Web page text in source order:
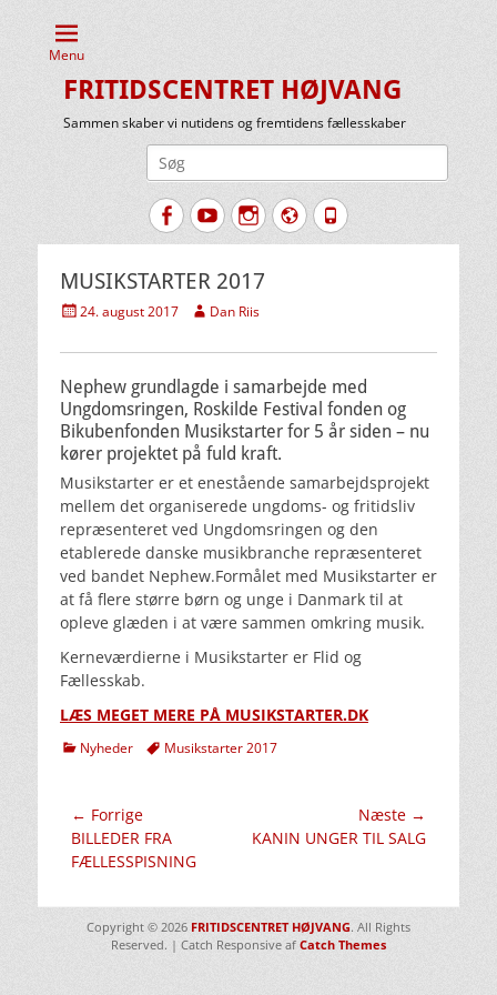
Menu
FRITIDSCENTRET HØJVANG
Sammen skaber vi nutidens og fremtidens fællesskaber
FacebookYouTubeInstagram
Website
Tlf.
MUSIKSTARTER 2017
Udgivet
24. august 2017 Forfatter
Dan Riis
Nephew grundlagde i samarbejde med
Ungdomsringen, Roskilde Festival fonden og
Bikubenfonden Musikstarter for 5 år siden – nu
kører projektet på fuld kraft.
Musikstarter er et enestående samarbejdsprojekt
mellem det organiserede ungdoms- og fritidsliv
repræsenteret ved Ungdomsringen og den
etablerede danske musikbranche repræsenteret
ved bandet Nephew.Formålet med Musikstarter er
at få flere større børn og unge i Danmark til at
opleve glæden i at være sammen omkring musik.
Kerneværdierne i Musikstarter er Flid og
Fællesskab.
LÆS MEGET MERE PÅ MUSIKSTARTER.DK
kategorier
Nyheder TagsMusikstarter 2017
Indlægsnavigation
← Forrige
Forrige
indlæg:
BILLEDER FRA
FÆLLESSPISNING
Næste →
Næste
KANIN UNGER TIL SALG
Copyright © 2026 FRITIDSCENTRET HØJVANG. All Rights
Reserved. | Catch Responsive af Catch Themes